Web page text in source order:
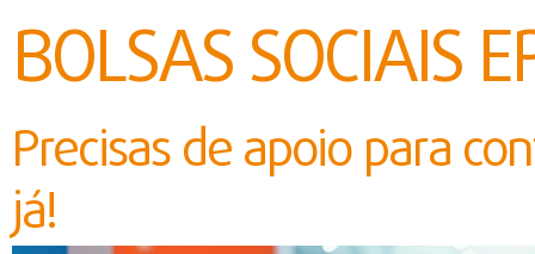
BOLSAS SOCIAIS
Precisas de apoio para
já!